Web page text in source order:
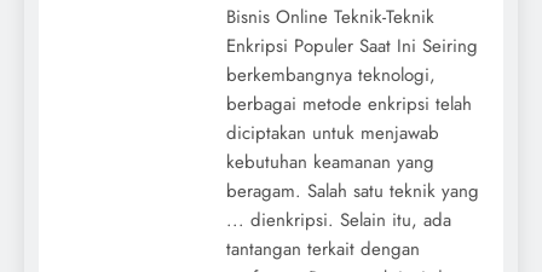
Bisnis Online Teknik-Teknik
Enkripsi Populer Saat Ini Seiring
berkembangnya teknologi,
berbagai metode enkripsi telah
diciptakan untuk menjawab
kebutuhan keamanan yang
beragam. Salah satu teknik yang
... dienkripsi. Selain itu, ada
tantangan terkait dengan